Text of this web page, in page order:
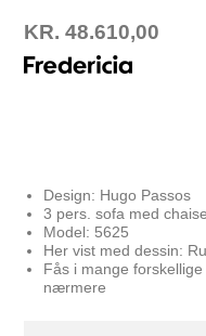
KR. 48.610,00
Design: Hugo Passos
3 pers. sofa med
Model: 5625
Her vist med dessin:
Fås i mange forskellige
nærmere